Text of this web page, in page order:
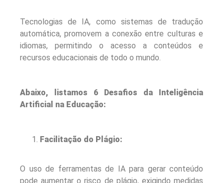
Tecnologias de IA, como sistemas de tradução
automática, promovem a conexão entre culturas e
idiomas, permitindo o acesso a conteúdos e
recursos educacionais de todo o mundo.
Abaixo, listamos 6 Desafios da Inteligência
Artificial na Educação:
Facilitação do Plágio:
O uso de ferramentas de IA para gerar conteúdo
pode aumentar o risco de plágio, exigindo medidas